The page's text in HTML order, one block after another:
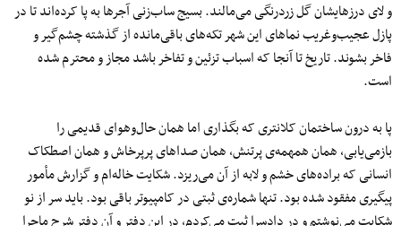
و لای درزهایشان گل زردرنگی می‌مالند. بسیج ساب‌زنی آجرها به پا کرده‌اند تا در
پازل عجیب‌وغریب نماهای این شهر تکه‌های باقی‌مانده از گذشته چشم‌گیر و
فاخر بشوند. تاریخ تا آنجا که اسباب تزئین و تفاخر باشد مجاز و محترم شده
است.
پا به درون ساختمان کلانتری که بگذاری اما همان حال‌وهوای قدیمی را
بازمی‌یابی، همان همهمه‌ی پرتنش، همان صداهای پرپرخاش و همان اصطکاک
انسانی که براده‌های خشم و لابه از آن می‌ریزد. شکایت خاله‌ام و گزارش مأمور
پیگیری مفقود شده بود. تنها شماره‌ی ثبتی در کامپیوتر باقی بود. باید سر از نو